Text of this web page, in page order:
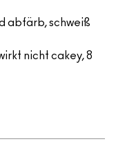
abfärb, schweiß
nicht cakey, 8